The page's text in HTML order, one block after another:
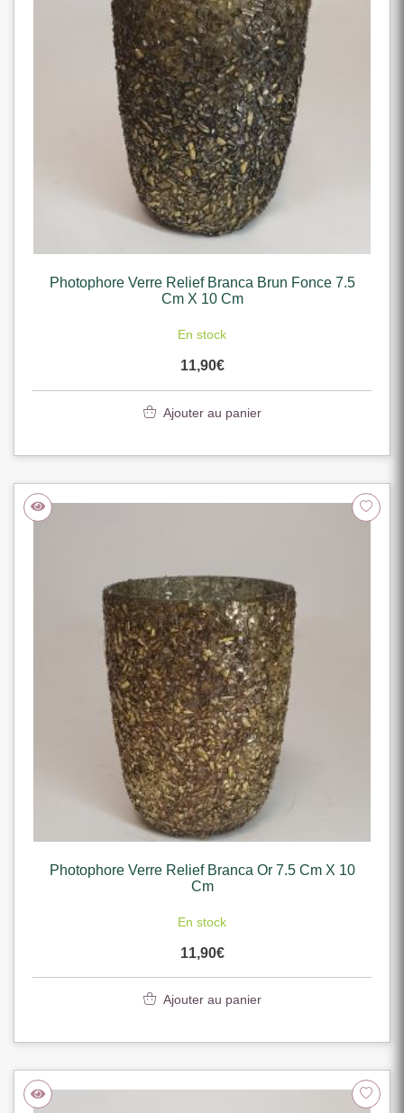
Photophore Verre Relief Branca Brun Fonce 7.5
Cm X 10 Cm
En stock
11,90€
Ajouter au panier
Photophore Verre Relief Branca Or 7.5 Cm X 10
Cm
En stock
11,90€
Ajouter au panier